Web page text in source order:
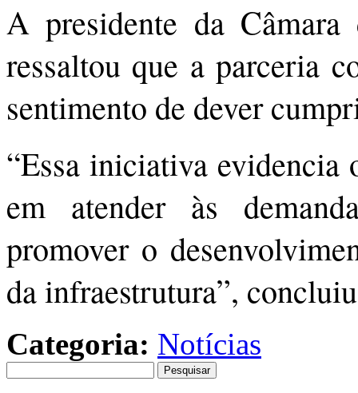
A presidente da
ressaltou que a parceria
sentimento de dever
“Essa iniciativa
em atender às
promover o
da infraestrutura”,
Categoria: Notícias
por: